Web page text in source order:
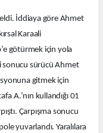
İddiaya göre Ahmet
Karaali
götürmek için yola
sonucu sürücü Ahmet
gitmek için
A.’nın kullandığı 01
Çarpışma sonucu
yuvarlandı. Yaralılara